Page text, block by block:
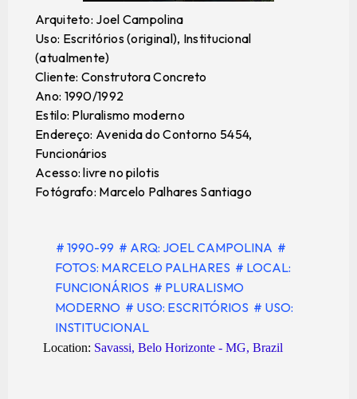
Arquiteto: Joel Campolina
Uso: Escritórios (original), Institucional
(atualmente)
Cliente: Construtora Concreto
Ano: 1990/1992
Estilo: Pluralismo moderno
Endereço: Avenida do Contorno 5454,
Funcionários
Acesso: livre no pilotis
Fotógrafo: Marcelo Palhares Santiago
# 1990-99 # ARQ: JOEL CAMPOLINA #
FOTOS: MARCELO PALHARES # LOCAL:
FUNCIONÁRIOS # PLURALISMO
MODERNO # USO: ESCRITÓRIOS # USO:
INSTITUCIONAL
Location: Savassi, Belo Horizonte - MG, Brazil